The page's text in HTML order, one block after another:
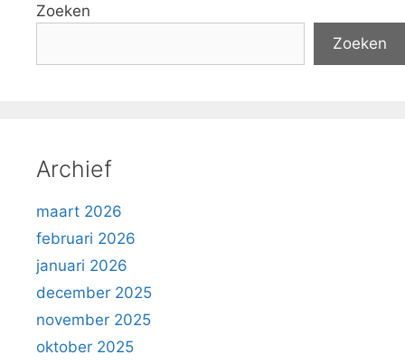
Zoeken
Zoeken
Archief
maart 2026
februari 2026
januari 2026
december 2025
november 2025
oktober 2025